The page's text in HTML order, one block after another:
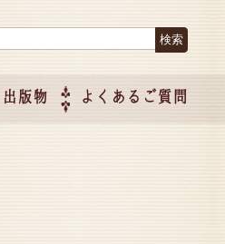
出版物 よくあるご質問